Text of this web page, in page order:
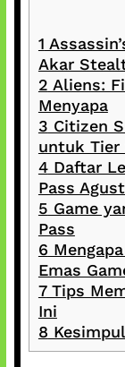
1
Akar
2 Aliens:
Menyapa
3 Citizen
untuk Tier
4Daftar
Pass
5 Game
Pass
6
Emas
7Tips
Ini
8